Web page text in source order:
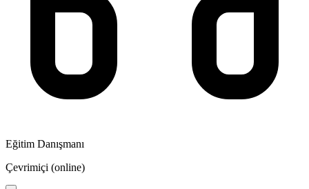
Eğitim Danışmanı
Çevrimiçi (online)